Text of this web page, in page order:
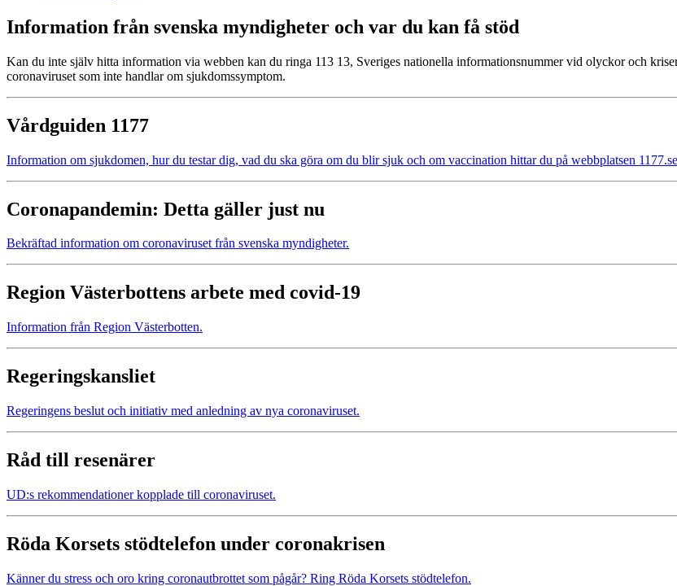
Information från svenska myndigheter och var du kan få stöd
Kan du inte själv hitta information via webben kan du ringa 113 13, Sveriges nationella informationsnummer vid olyckor och
coronaviruset som inte handlar om sjukdomssymptom.
Vårdguiden 1177
Information om sjukdomen, hur du testar dig, vad du ska göra om du blir sjuk och om vaccination hittar du på webbplatsen
Coronapandemin: Detta gäller just nu
Bekräftad information om coronaviruset från svenska myndigheter.
Region Västerbottens arbete med covid-19
Information från Region Västerbotten.
Regeringskansliet
Regeringens beslut och initiativ med anledning av nya coronaviruset.
Råd till resenärer
UD:s rekommendationer kopplade till coronaviruset.
Röda Korsets stödtelefon under coronakrisen
Känner du stress och oro kring coronautbrottet som pågår? Ring Röda Korsets stödtelefon.